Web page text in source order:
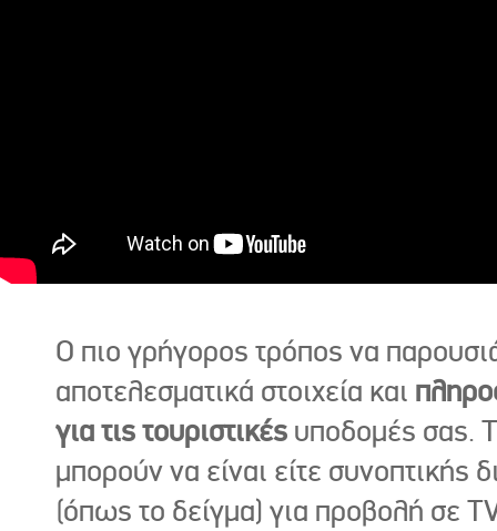
Ο πιο γρήγορος τρόπος να
αποτελεσματικά στοιχεία και
για τις τουριστικές υποδομές σας.
μπορούν να είναι είτε συνοπτικής
(όπως το δείγμα) για προβολή σε